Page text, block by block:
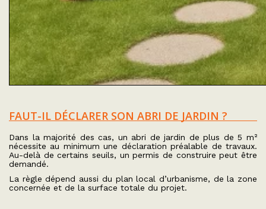
FAUT-IL DÉCLARER SON ABRI DE JARDIN ?
Dans la majorité des cas, un abri de jardin de plus de 5 m²
nécessite au minimum une déclaration préalable de travaux.
Au-delà de certains seuils, un permis de construire peut être
demandé.
La règle dépend aussi du plan local d’urbanisme, de la zone
concernée et de la surface totale du projet.